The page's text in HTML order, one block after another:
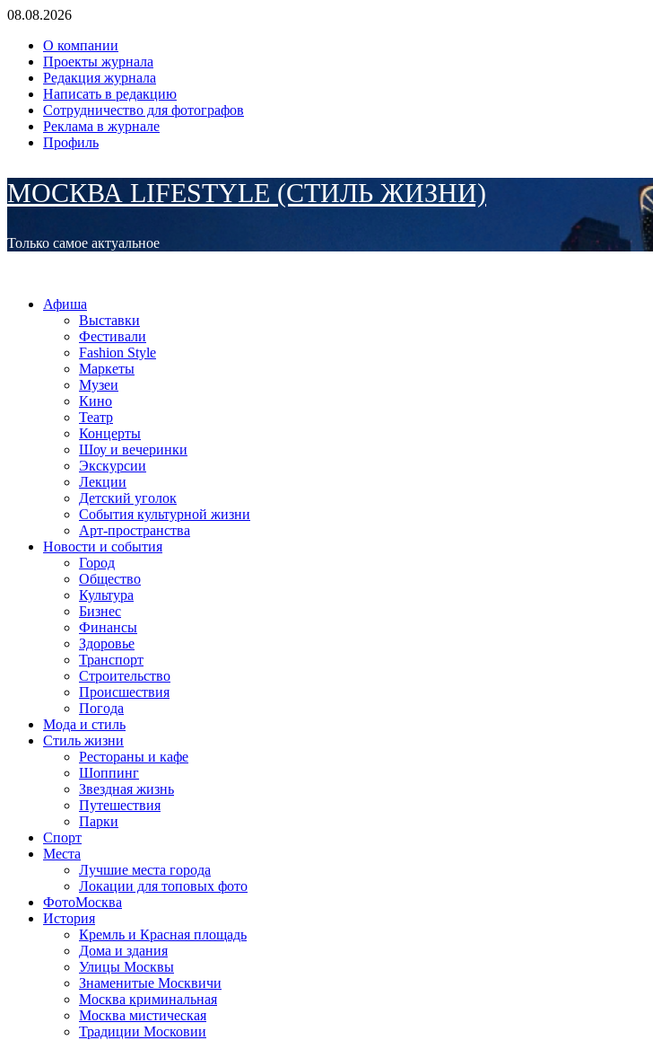
Перейти
содержимому
08.08.2026
О компании
Проекты журнала
Редакция журнала
Написать в редакцию
Сотрудничество для фотографов
Реклама в журнале
Профиль
МОСКВА LIFESTYLE (СТИЛЬ ЖИЗНИ)
Только самое актуальное
Афиша
Выставки
Фестивали
Fashion Style
Маркеты
Музеи
Кино
Театр
Концерты
Шоу и вечеринки
Экскурсии
Лекции
Детский уголок
События культурной жизни
Арт-пространства
Новости и события
Город
Общество
Культура
Бизнес
Финансы
Здоровье
Транспорт
Строительство
Происшествия
Погода
Мода и стиль
Стиль жизни
Рестораны и кафе
Шоппинг
Звездная жизнь
Путешествия
Парки
Спорт
Места
Лучшие места города
Локации для топовых фото
ФотоМосква
История
Кремль и Красная площадь
Дома и здания
Улицы Москвы
Знаменитые Москвичи
Москва криминальная
Москва мистическая
Традиции Московии